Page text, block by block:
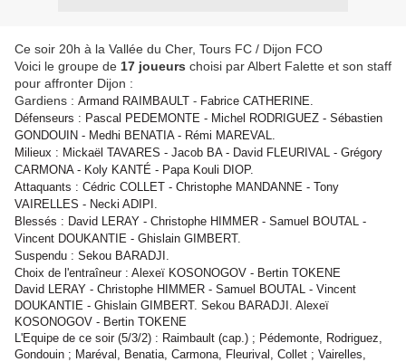
Ce soir 20h à la Vallée du Cher, Tours FC / Dijon FCO
Voici le groupe de 17 joueurs choisi par Albert Falette et son staff
pour affronter Dijon :
Gardiens : Armand RAIMBAULT - Fabrice CATHERINE.
Défenseurs : Pascal PEDEMONTE - Michel RODRIGUEZ - Sébastien
GONDOUIN - Medhi BENATIA - Rémi MAREVAL.
Milieux : Mickaël TAVARES - Jacob BA - David FLEURIVAL - Grégory
CARMONA - Koly KANTÉ - Papa Kouli DIOP.
Attaquants : Cédric COLLET - Christophe MANDANNE - Tony
VAIRELLES - Necki ADIPI.
Blessés : David LERAY - Christophe HIMMER - Samuel BOUTAL -
Vincent DOUKANTIE - Ghislain GIMBERT.
Suspendu : Sekou BARADJI.
Choix de l'entraîneur : Alexeï KOSONOGOV - Bertin TOKENE
David LERAY - Christophe HIMMER - Samuel BOUTAL - Vincent
DOUKANTIE - Ghislain GIMBERT. Sekou BARADJI. Alexeï
KOSONOGOV - Bertin TOKENE
L'Equipe de ce soir (5/3/2) : Raimbault (cap.) ; Pédemonte, Rodriguez,
Gondouin ; Maréval, Benatia, Carmona, Fleurival, Collet ; Vairelles,